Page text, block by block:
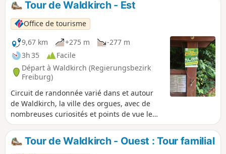
et grands : Faire du bateau sur le lac
Stadtrainsee, le zoo de la Forêt-Noire, des
choses intéressantes sur le sentier des sens
et le sentier de la cime des arbres.
Tour de Waldkirch - Est
Office de tourisme
9,67 km
+275 m
-277 m
3h 35
Facile
Départ à Waldkirch (Regierungsbezirk
Freiburg)
Circuit de randonnée varié dans et autour
de Waldkirch, la ville des orgues, avec de
nombreuses curiosités et points de vue le
long du chemin.
Tour de Waldkirch - Ouest : Tour familial